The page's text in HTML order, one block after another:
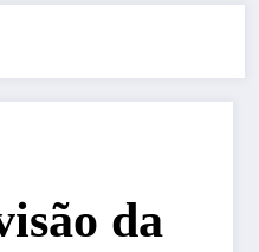
da